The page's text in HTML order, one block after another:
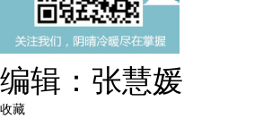
编辑：张慧媛
收藏